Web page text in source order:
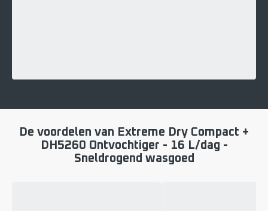
De voordelen van Extreme Dry Compact +
DH5260 Ontvochtiger - 16 L/dag -
Sneldrogend wasgoed